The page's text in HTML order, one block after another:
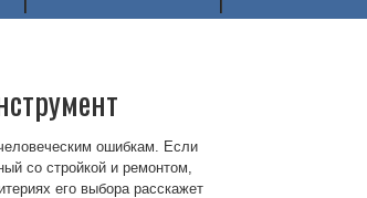
ошибкам. Если
со стройкой и ремонтом,
его выбора расскажет